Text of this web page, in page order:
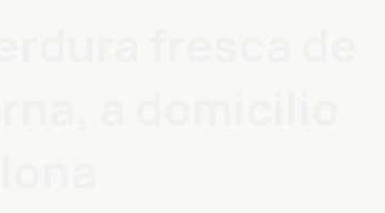
fresca de
a domicilio